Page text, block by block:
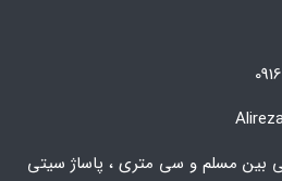
بین مسلم و سی متری ، پاساژ سیتی